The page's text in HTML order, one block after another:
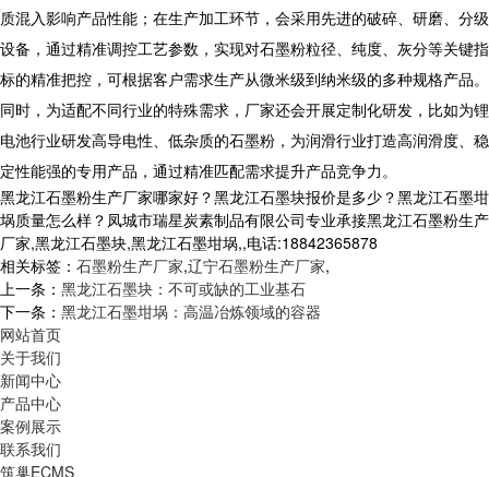
质混入影响产品性能；在生产加工环节，会采用先进的破碎、研磨、分级
设备，通过精准调控工艺参数，实现对石墨粉粒径、纯度、灰分等关键指
标的精准把控，可根据客户需求生产从微米级到纳米级的多种规格产品。
同时，为适配不同行业的特殊需求，厂家还会开展定制化研发，比如为锂
电池行业研发高导电性、低杂质的石墨粉，为润滑行业打造高润滑度、稳
定性能强的专用产品，通过精准匹配需求提升产品竞争力。
黑龙江石墨粉生产厂家哪家好？黑龙江石墨块报价是多少？黑龙江石墨坩
埚质量怎么样？凤城市瑞星炭素制品有限公司专业承接黑龙江石墨粉生产
厂家,黑龙江石墨块,黑龙江石墨坩埚,,电话:18842365878
相关标签： 石墨粉生产厂家,辽宁石墨粉生产厂家,
上一条： 黑龙江石墨块：不可或缺的工业基石
下一条： 黑龙江石墨坩埚：高温冶炼领域的容器
网站首页
关于我们
新闻中心
产品中心
案例展示
联系我们
筑巢ECMS